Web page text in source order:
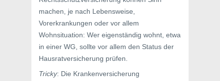
machen, je nach Lebensweise,
Vorerkrankungen oder vor allem
Wohnsituation: Wer eigenständig wohnt, etwa
in einer WG, sollte vor allem den Status der
Hausratversicherung prüfen.
Tricky: Die Krankenversicherung